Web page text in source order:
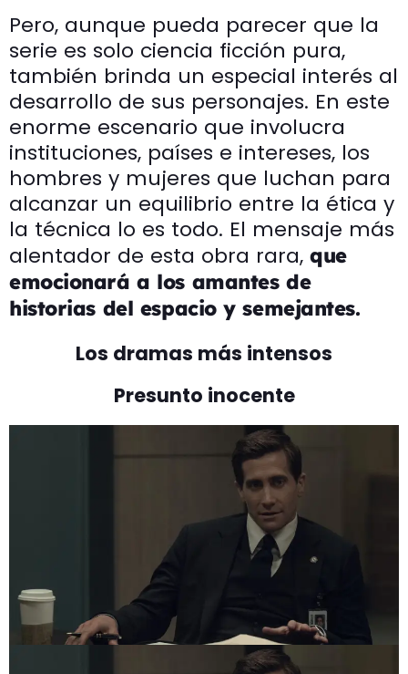
Pero, aunque pueda parecer que la
serie es solo ciencia ficción pura,
también brinda un especial interés al
desarrollo de sus personajes. En este
enorme escenario que involucra
instituciones, países e intereses, los
hombres y mujeres que luchan para
alcanzar un equilibrio entre la ética y
la técnica lo es todo. El mensaje más
alentador de esta obra rara, que
emocionará a los amantes de
historias del espacio y semejantes.
Los dramas más intensos
Presunto inocente